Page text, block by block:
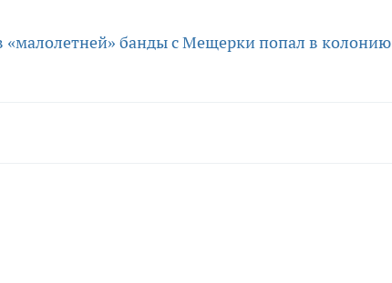
«малолетней» банды с Мещерки попал в колонию